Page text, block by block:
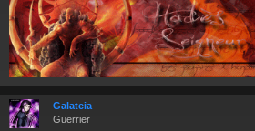
Galateia
Guerrier